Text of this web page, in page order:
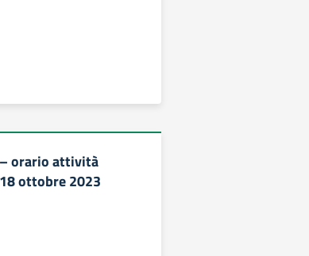
orario attività
ottobre 2023